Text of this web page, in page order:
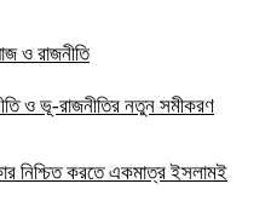
ও রাজনীতি
ও ভূ-রাজনীতির নতুন সমীকরণ
নিশ্চিত করতে একমাত্র ইসলামই